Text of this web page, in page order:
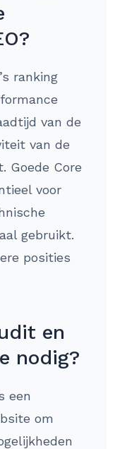
ranking
van de
van de
Goede Core
voor
gebruikt.
posities
en
nodig?
een
om